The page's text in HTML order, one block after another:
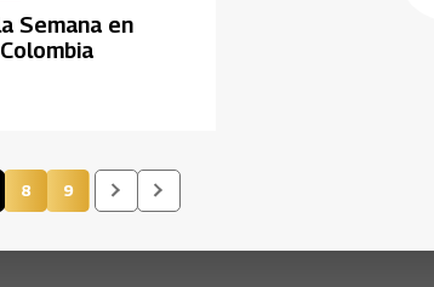
Semana en
actual
Página
8 Página
9